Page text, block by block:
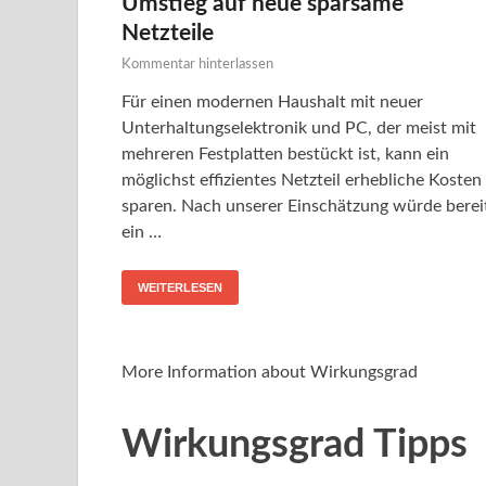
Netzteile
Kommentar hinterlassen
Für einen modernen Haushalt mit neuer
Unterhaltungselektronik und PC, der meist mit
mehreren Festplatten bestückt ist, kann ein
möglichst effizientes Netzteil erhebliche Kosten
sparen. Nach unserer Einschätzung würde
ein …
WEITERLESEN
More Information about Wirkungsgrad
Wirkungsgrad Tipps